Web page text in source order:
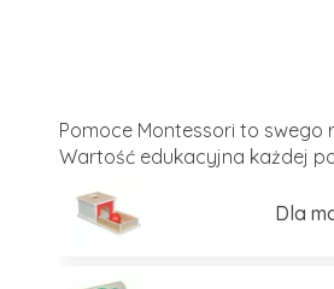
Pomoce Montessori to swego
Wartość edukacyjna każdej
Dla